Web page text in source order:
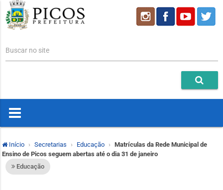
Buscar no site
Início Secretarias Educação
Matrículas da Rede Municipal de
Ensino de Picos seguem abertas até o dia 31 de janeiro
Educação